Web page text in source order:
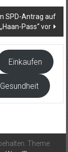
SPD-Antrag auf
Pass“ vor
Einkaufen
Gesundheit
Theme: